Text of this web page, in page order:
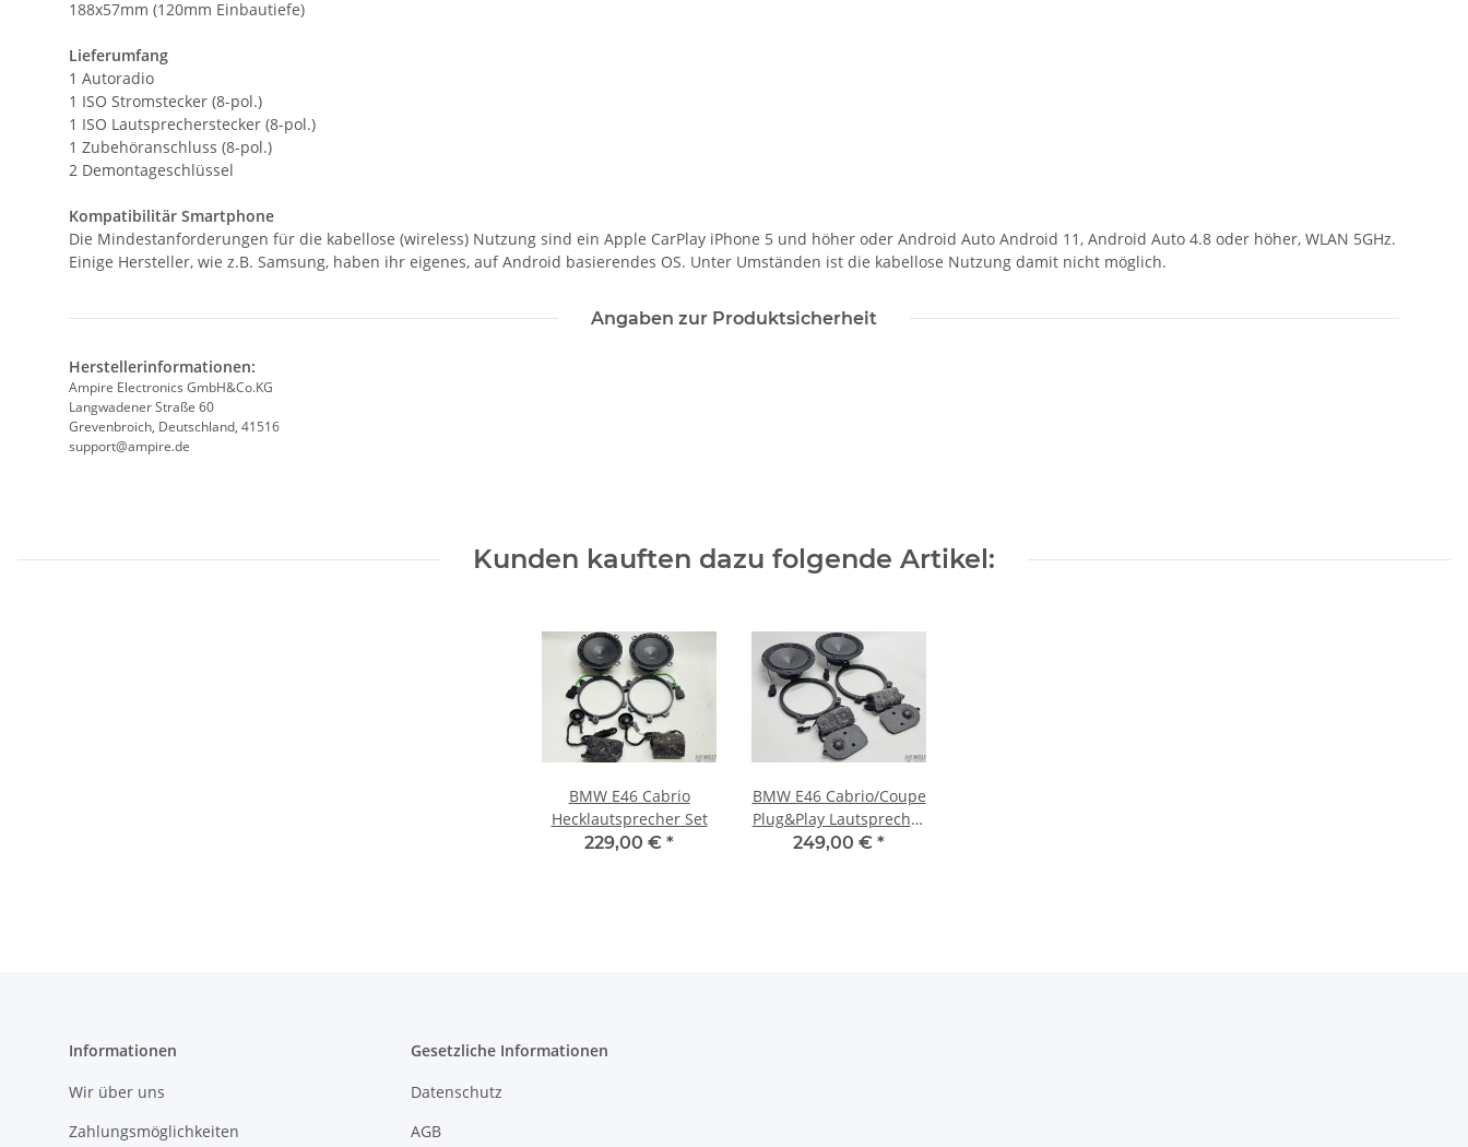
188x57mm (120mm Einbautiefe)
Lieferumfang
1 Autoradio
1 ISO Stromstecker (8-pol.)
1 ISO Lautsprecherstecker (8-pol.)
1 Zubehöranschluss (8-pol.)
2 Demontageschlüssel
Kompatibilitär Smartphone
Die Mindestanforderungen für die kabellose (wireless) Nutzung sind ein Apple CarPlay iPhone 5 und höher oder Android Auto Android 11, Android Auto 4.8 oder höher, WLAN 5GHz.
Einige Hersteller, wie z.B. Samsung, haben ihr eigenes, auf Android basierendes OS. Unter Umständen ist die kabellose Nutzung damit nicht möglich.
Angaben zur Produktsicherheit
Herstellerinformationen:
Ampire Electronics GmbH&Co.KG
Langwadener Straße 60
Grevenbroich, Deutschland, 41516
support@ampire.de
Kunden kauften dazu folgende Artikel:
BMW E46 Cabrio
Hecklautsprecher Set
229,00 € *
BMW E46 Cabrio/Coupe
Plug&Play Lautsprecher
Set Front Plug&Play
249,00 € *
Informationen
Wir über uns
Zahlungsmöglichkeiten
Gesetzliche Informationen
Datenschutz
AGB